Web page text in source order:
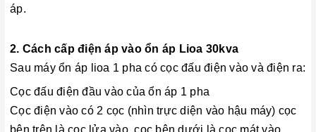
áp.
2. Cách cấp điện áp vào ổn áp Lioa 30kva
Sau máy ổn áp lioa 1 pha có cọc đấu điện vào và điện ra:
Cọc đấu điện đầu vào của ổn áp 1 pha
Cọc điện vào có 2 cọc (nhìn trực diện vào hậu máy) cọc
bên trên là cọc lửa vào, cọc bên dưới là cọc mát vào